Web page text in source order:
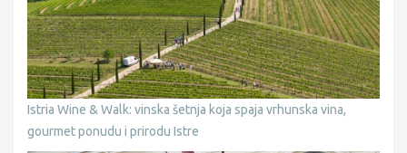
Istria Wine & Walk: vinska šetnja koja spaja vrhunska vina,
gourmet ponudu i prirodu Istre